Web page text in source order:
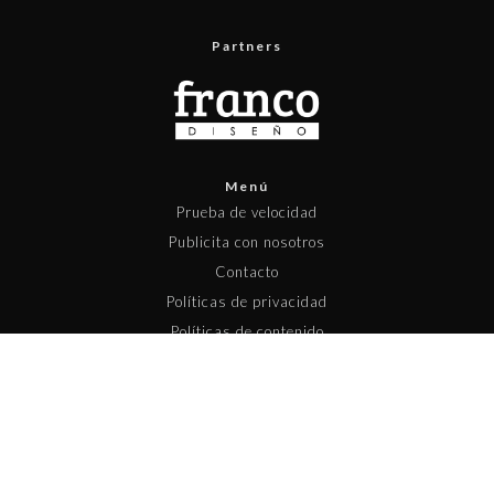
Partners
Menú
Prueba de velocidad
Publicita con nosotros
Contacto
Políticas de privacidad
Políticas de contenido